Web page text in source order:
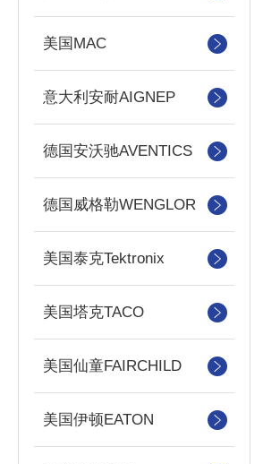
美国MAC
意大利安耐AIGNEP
德国安沃驰AVENTICS
德国威格勒WENGLOR
美国泰克Tektronix
美国塔克TACO
美国仙童FAIRCHILD
美国伊顿EATON